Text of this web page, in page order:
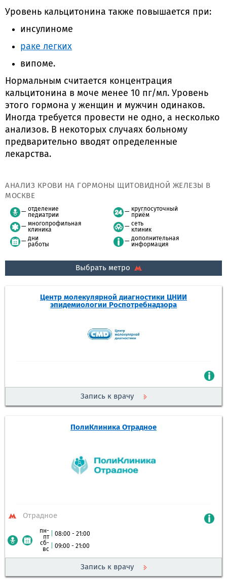
Уровень кальцитонина также повышается при:
инсулиноме
раке легких
випоме.
Нормальным считается концентрация
кальцитонина в моче менее 10 пг/мл. Уровень
этого гормона у женщин и мужчин одинаков.
Иногда требуется провести не одно, а несколько
анализов. В некоторых случаях больному
предварительно вводят определенные
лекарства.
АНАЛИЗ КРОВИ НА ГОРМОНЫ ЩИТОВИДНОЙ ЖЕЛЕЗЫ В
МОСКВЕ
отделение
педиатрии
многопрофильная
клиника
дни
работы
круглосуточный
приём
сеть
клиник
дополнительная
информация
Выбрать метро
Центр молекулярной диагностики ЦНИИ
эпидемиологии Роспотребнадзора
Запись к врачу
ПолиКлиника Отрадное
Отрадное
пн-
пт| 08:00 - 21:00
сб-
вс
09:00 - 21:00
Запись к врачу